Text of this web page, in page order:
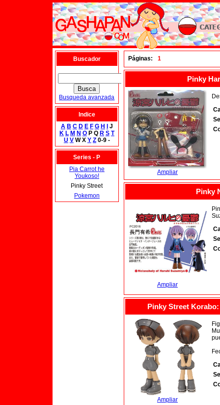
Buscador
Busqueda avanzada
Indice
A B C D E F G H
J
K L M N OP Q R S T
U VW X Y Z0-9 -
Series - P
Pia Carrot he
Youkoso!
Pinky Street
Pokemon
Páginas: 1
Pinky
Ampliar
Pinky
Ampliar
Pinky Street Korabo:
Ampliar